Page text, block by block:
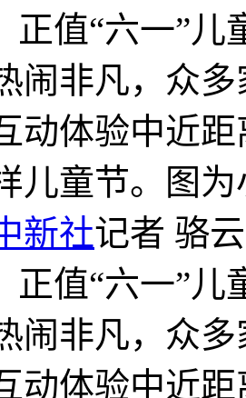
正值“六一”
闹非凡，众
动体验中近
儿童节。图
新社记者 骆
正值“六一”
闹非凡，众
动体验中近